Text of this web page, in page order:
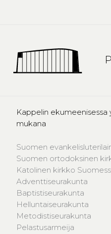
Kappelin ekumeenisessa
mukana
Suomen
Suomen ortodoksinen
Katolinen kirkko
Adventtiseurakunta
Baptistiseurakunta
Helluntaiseurakunta
Metodistiseurakunta
Pelastusarmeija